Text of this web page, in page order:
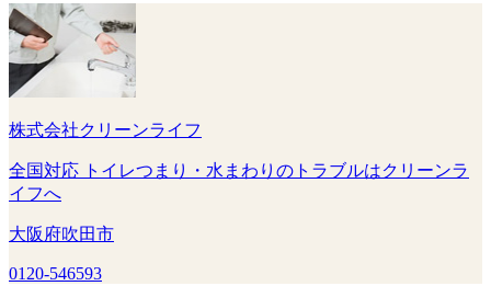
株式会社クリーンライフ
全国対応 トイレつまり・水まわりのトラブルはクリーンラ
イフへ
大阪府吹田市
0120-546593